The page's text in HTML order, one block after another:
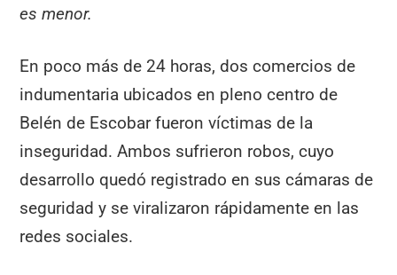
es menor.
En poco más de 24 horas, dos comercios de
indumentaria ubicados en pleno centro de
Belén de Escobar fueron víctimas de la
inseguridad. Ambos sufrieron robos, cuyo
desarrollo quedó registrado en sus cámaras de
seguridad y se viralizaron rápidamente en las
redes sociales.